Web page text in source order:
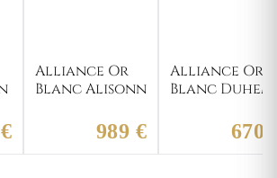
Alliance Or
Blanc Alisonn
989 €
Alliance Or
Blanc Duhem
670